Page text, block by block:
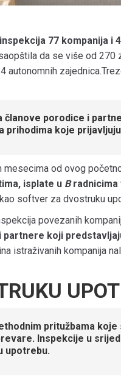
77 kompanija i
da se više od 270
autonomnih
porodice i
prihodima koje
od ovog
isplate u Bradnicima
softver za dvostruku
povezanih
koji
istraživanih kompanija
pritužbama koje
Inspekcije u
upotrebu.